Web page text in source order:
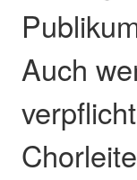
Auch